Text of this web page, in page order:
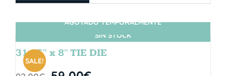
SIN STOCK
SALE!
AGOTADO TEMPORALMENTE
31.75″ x 8″ TIE DIE